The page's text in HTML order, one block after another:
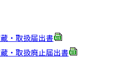
・取扱届出書
・取扱廃止届出書